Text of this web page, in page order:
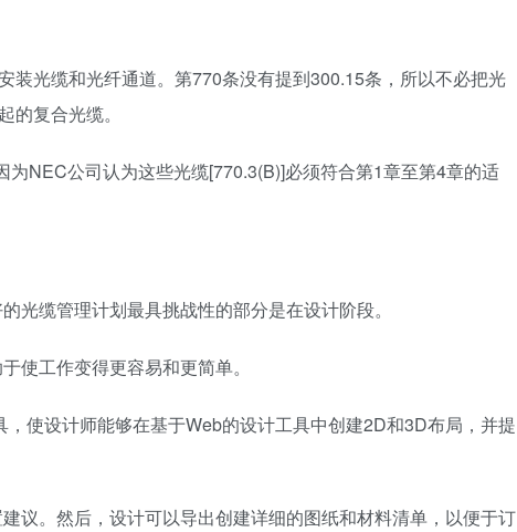
光缆和光纤通道。第770条没有提到300.15条，所以不必把光
复合光缆。
NEC公司认为这些光缆[770.3(B)]必须符合第1章至第4章的适
光缆管理计划最具挑战性的部分是在设计阶段。
使工作变得更容易和更简单。
使设计师能够在基于Web的设计工具中创建2D和3D布局，并提
议。然后，设计可以导出创建详细的图纸和材料清单，以便于订